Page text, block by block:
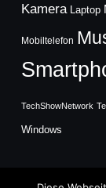
Kamera Laptop
Mobiltelefon
TechShowNetwork
Windows